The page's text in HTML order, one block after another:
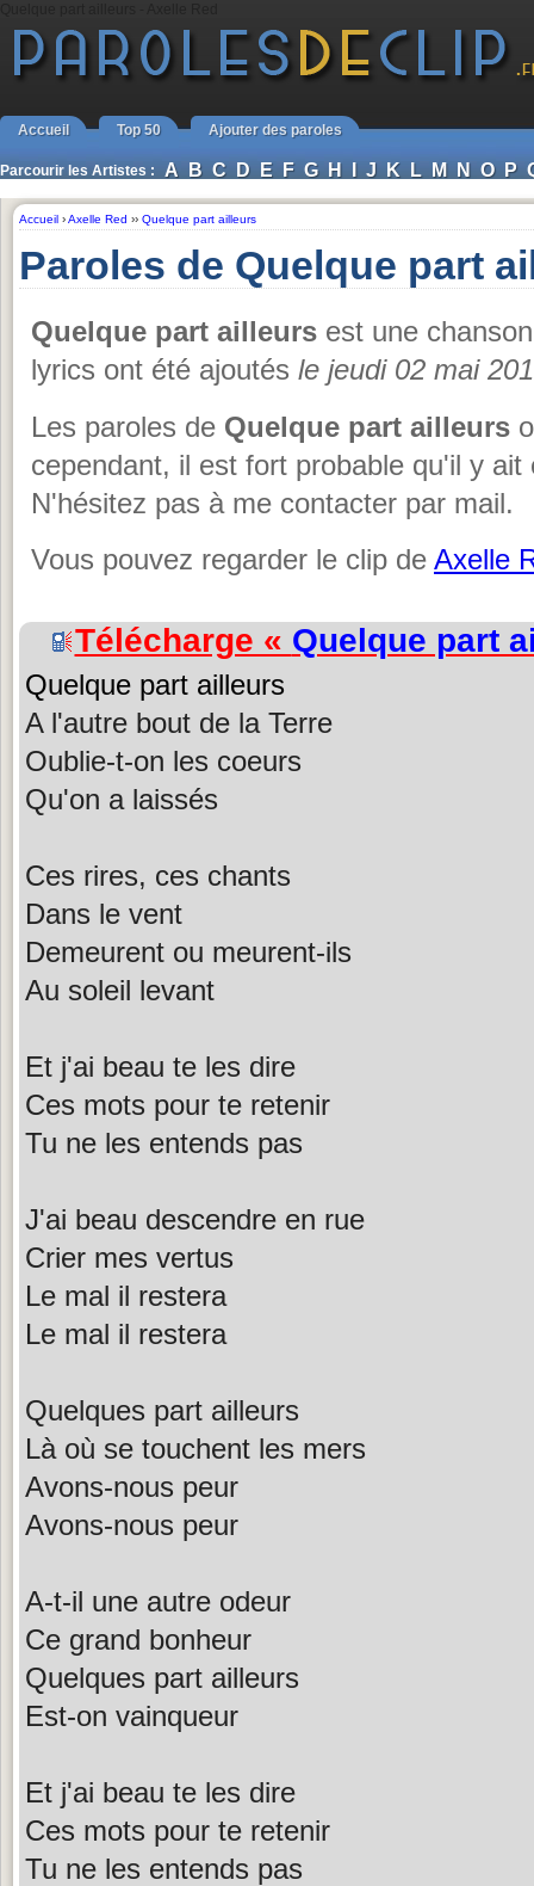
Accueil Top 50 Ajouter des paroles
Parcourir les Artistes : A B C D E F G H I J K L M N O P
Accueil ›Axelle Red ›› Quelque part ailleurs
Paroles de Quelque part
Quelque part ailleurs est une
lyrics ont été ajoutés le jeudi 02 mai
Les paroles de Quelque part ailleurs
cependant, il est fort probable qu'il y
N'hésitez pas à me contacter par mail.
Vous pouvez regarder le clip de Axelle
Télécharge « Quelque part
Quelque part ailleurs
A l'autre bout de la Terre
Oublie-t-on les coeurs
Qu'on a laissés
Ces rires, ces chants
Dans le vent
Demeurent ou meurent-ils
Au soleil levant
Et j'ai beau te les dire
Ces mots pour te retenir
Tu ne les entends pas
J'ai beau descendre en rue
Crier mes vertus
Le mal il restera
Le mal il restera
Quelques part ailleurs
Là où se touchent les mers
Avons-nous peur
Avons-nous peur
A-t-il une autre odeur
Ce grand bonheur
Quelques part ailleurs
Est-on vainqueur
Et j'ai beau te les dire
Ces mots pour te retenir
Tu ne les entends pas